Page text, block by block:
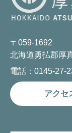
〒059-1692
北海道勇払郡厚
電話：0145-27-
アクセ